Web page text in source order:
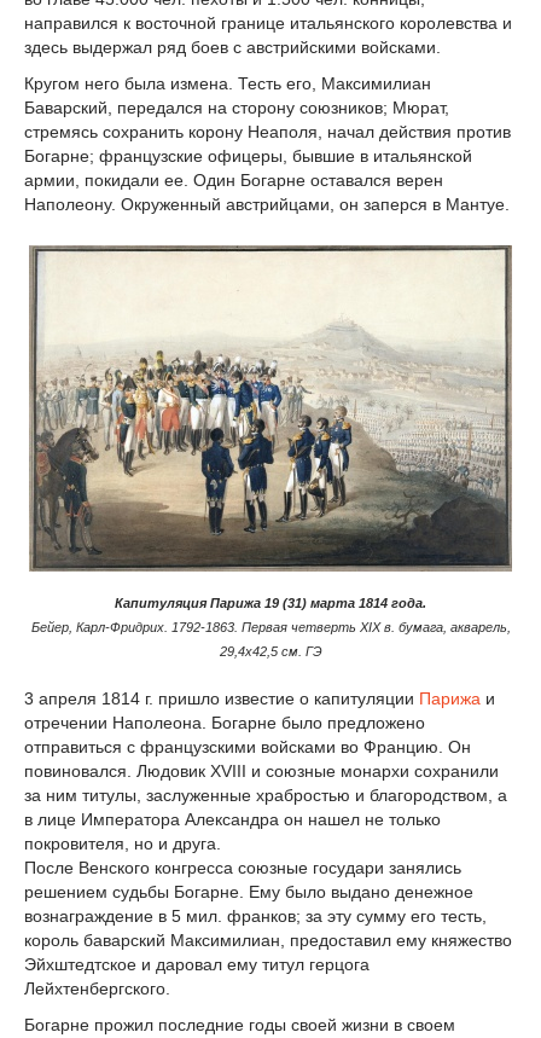
направился к восточной границе итальянского королевства и
здесь выдержал ряд боев с австрийскими войсками.
Кругом него была измена. Тесть его, Максимилиан
Баварский, передался на сторону союзников; Мюрат,
стремясь сохранить корону Неаполя, начал действия против
Богарне; французские офицеры, бывшие в итальянской
армии, покидали ее. Один Богарне оставался верен
Наполеону. Окруженный австрийцами, он заперся в Мантуе.
Капитуляция Парижа 19 (31) марта 1814 года.
Бейер, Карл-Фридрих. 1792-1863. Первая четверть XIX в. бумага, акварель,
29,4х42,5 см. ГЭ
3 апреля 1814 г. пришло известие о капитуляции Парижа и
отречении Наполеона. Богарне было предложено
отправиться с французскими войсками во Францию. Он
повиновался. Людовик XVIII и союзные монархи сохранили
за ним титулы, заслуженные храбростью и благородством, а
в лице Императора Александра он нашел не только
покровителя, но и друга.
После Венского конгресса союзные государи занялись
решением судьбы Богарне. Ему было выдано денежное
вознаграждение в 5 мил. франков; за эту сумму его тесть,
король баварский Максимилиан, предоставил ему княжество
Эйхштедтское и даровал ему титул герцога
Лейхтенбергского.
Богарне прожил последние годы своей жизни в своем